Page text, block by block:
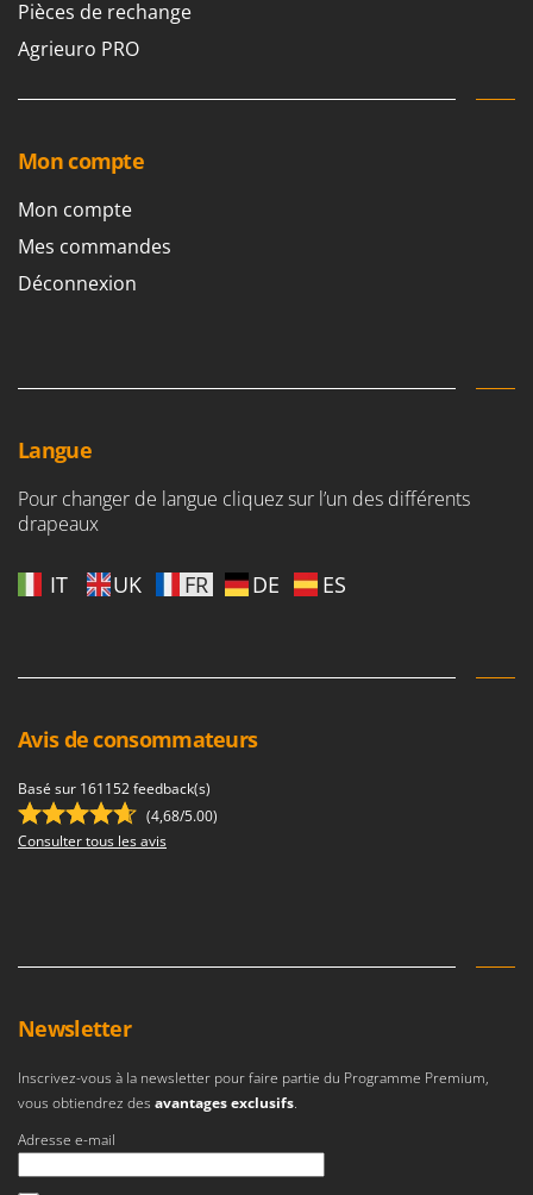
Pièces de rechange
Agrieuro PRO
Mon compte
Mon compte
Mes commandes
Déconnexion
Langue
Pour changer de langue cliquez sur l’un des différents
drapeaux
IT UK FR DE ES
Avis de consommateurs
Basé sur 161152 feedback(s)
(4,68/5.00)
Consulter tous les avis
Newsletter
Inscrivez-vous à la newsletter pour faire partie du Programme Premium,
vous obtiendrez des avantages exclusifs.
Adresse e-mail
Une erreur est survenue